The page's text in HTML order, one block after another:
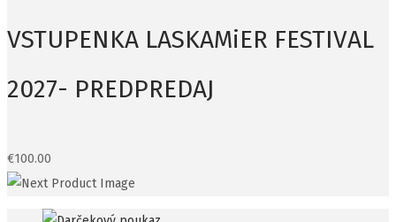
VSTUPENKA LASKAMiER FESTIVAL
2027- PREDPREDAJ
€100.00